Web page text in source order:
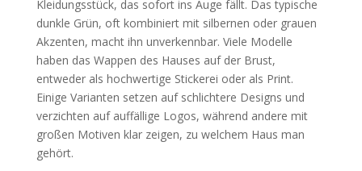
Kleidungsstück, das sofort ins Auge fällt. Das typische
dunkle Grün, oft kombiniert mit silbernen oder grauen
Akzenten, macht ihn unverkennbar. Viele Modelle
haben das Wappen des Hauses auf der Brust,
entweder als hochwertige Stickerei oder als Print.
Einige Varianten setzen auf schlichtere Designs und
verzichten auf auffällige Logos, während andere mit
großen Motiven klar zeigen, zu welchem Haus man
gehört.